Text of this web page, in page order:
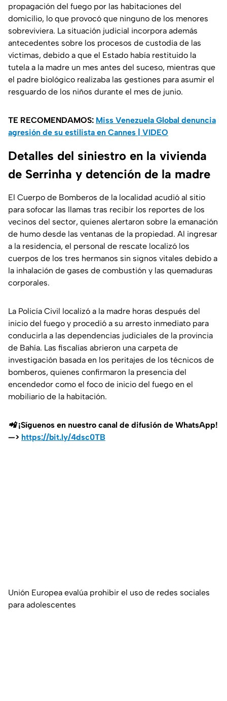
propagación del fuego por las habitaciones del
domicilio, lo que provocó que ninguno de los menores
sobreviviera. La situación judicial incorpora además
antecedentes sobre los procesos de custodia de las
víctimas, debido a que el Estado había restituido la
tutela a la madre un mes antes del suceso, mientras que
el padre biológico realizaba las gestiones para asumir el
resguardo de los niños durante el mes de junio.
TE RECOMENDAMOS: Miss Venezuela Global denuncia
agresión de su estilista en Cannes | VIDEO
Detalles del siniestro en la vivienda
de Serrinha y detención de la madre
El Cuerpo de Bomberos de la localidad acudió al sitio
para sofocar las llamas tras recibir los reportes de los
vecinos del sector, quienes alertaron sobre la emanación
de humo desde las ventanas de la propiedad. Al ingresar
a la residencia, el personal de rescate localizó los
cuerpos de los tres hermanos sin signos vitales debido a
la inhalación de gases de combustión y las quemaduras
corporales.
La Policía Civil localizó a la madre horas después del
inicio del fuego y procedió a su arresto inmediato para
conducirla a las dependencias judiciales de la provincia
de Bahía. Las fiscalías abrieron una carpeta de
investigación basada en los peritajes de los técnicos de
bomberos, quienes confirmaron la presencia del
encendedor como el foco de inicio del fuego en el
mobiliario de la habitación.
📲 ¡Síguenos en nuestro canal de difusión de WhatsApp!
—> https://bit.ly/4dsc0TB
Unión Europea evalúa prohibir el uso de redes sociales
para adolescentes